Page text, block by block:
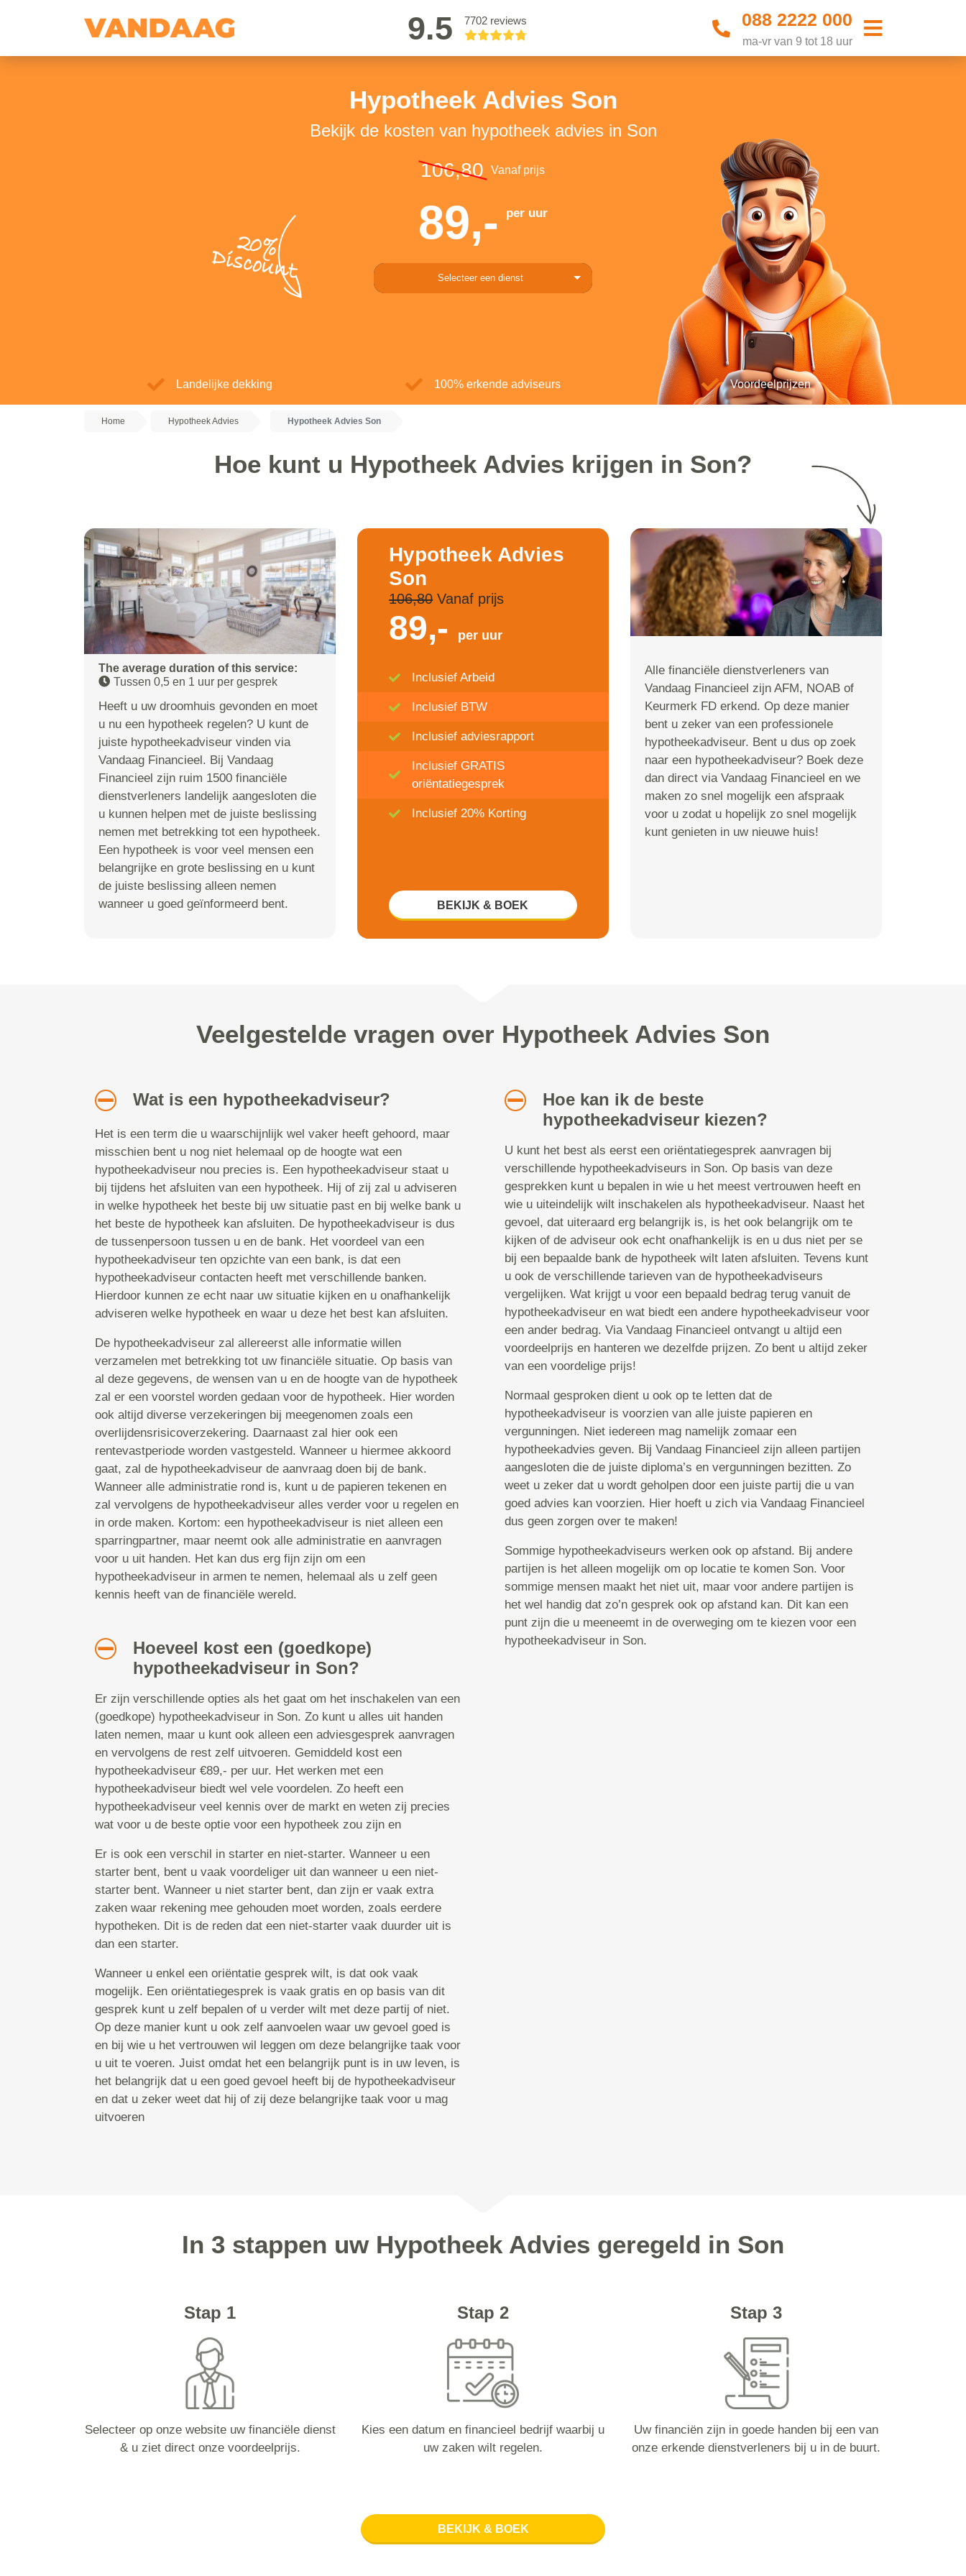
9.5 7702 reviews 088 2222 000
ma-vr van 9 tot 18 uur
Hypotheek Advies Son
Bekijk de kosten van hypotheek advies in Son
20%
Discount
106,80 Vanaf prijs
89,- per uur
Selecteer een dienst
Landelijke dekking 100% erkende adviseurs Voordeelprijzen
Home Hypotheek Advies Hypotheek Advies Son
Hoe kunt u Hypotheek Advies krijgen in Son?
The average duration of this service:
Tussen 0,5 en 1 uur per gesprek
Heeft u uw droomhuis gevonden en moet
u nu een hypotheek regelen? U kunt de
juiste hypotheekadviseur vinden via
Vandaag Financieel. Bij Vandaag
Financieel zijn ruim 1500 financiële
dienstverleners landelijk aangesloten die
u kunnen helpen met de juiste beslissing
nemen met betrekking tot een hypotheek.
Een hypotheek is voor veel mensen een
belangrijke en grote beslissing en u kunt
de juiste beslissing alleen nemen
wanneer u goed geïnformeerd bent.
Hypotheek Advies
Son
106,80Vanaf prijs
89,- per uur
Inclusief Arbeid
Inclusief BTW
Inclusief adviesrapport
Inclusief GRATIS
oriëntatiegesprek
Inclusief 20% Korting
BEKIJK & BOEK
Alle financiële dienstverleners van
Vandaag Financieel zijn AFM, NOAB of
Keurmerk FD erkend. Op deze manier
bent u zeker van een professionele
hypotheekadviseur. Bent u dus op zoek
naar een hypotheekadviseur? Boek deze
dan direct via Vandaag Financieel en we
maken zo snel mogelijk een afspraak
voor u zodat u hopelijk zo snel mogelijk
kunt genieten in uw nieuwe huis!
Veelgestelde vragen over Hypotheek Advies Son
Wat is een hypotheekadviseur?
Het is een term die u waarschijnlijk wel vaker heeft gehoord, maar
misschien bent u nog niet helemaal op de hoogte wat een
hypotheekadviseur nou precies is. Een hypotheekadviseur staat u
bij tijdens het afsluiten van een hypotheek. Hij of zij zal u adviseren
in welke hypotheek het beste bij uw situatie past en bij welke bank u
het beste de hypotheek kan afsluiten. De hypotheekadviseur is dus
de tussenpersoon tussen u en de bank. Het voordeel van een
hypotheekadviseur ten opzichte van een bank, is dat een
hypotheekadviseur contacten heeft met verschillende banken.
Hierdoor kunnen ze echt naar uw situatie kijken en u onafhankelijk
adviseren welke hypotheek en waar u deze het best kan afsluiten.
De hypotheekadviseur zal allereerst alle informatie willen
verzamelen met betrekking tot uw financiële situatie. Op basis van
al deze gegevens, de wensen van u en de hoogte van de hypotheek
zal er een voorstel worden gedaan voor de hypotheek. Hier worden
ook altijd diverse verzekeringen bij meegenomen zoals een
overlijdensrisicoverzekering. Daarnaast zal hier ook een
rentevastperiode worden vastgesteld. Wanneer u hiermee akkoord
gaat, zal de hypotheekadviseur de aanvraag doen bij de bank.
Wanneer alle administratie rond is, kunt u de papieren tekenen en
zal vervolgens de hypotheekadviseur alles verder voor u regelen en
in orde maken. Kortom: een hypotheekadviseur is niet alleen een
sparringpartner, maar neemt ook alle administratie en aanvragen
voor u uit handen. Het kan dus erg fijn zijn om een
hypotheekadviseur in armen te nemen, helemaal als u zelf geen
kennis heeft van de financiële wereld.
Hoeveel kost een (goedkope)
hypotheekadviseur in Son?
Er zijn verschillende opties als het gaat om het inschakelen van een
(goedkope) hypotheekadviseur in Son. Zo kunt u alles uit handen
laten nemen, maar u kunt ook alleen een adviesgesprek aanvragen
en vervolgens de rest zelf uitvoeren. Gemiddeld kost een
hypotheekadviseur €89,- per uur. Het werken met een
hypotheekadviseur biedt wel vele voordelen. Zo heeft een
hypotheekadviseur veel kennis over de markt en weten zij precies
wat voor u de beste optie voor een hypotheek zou zijn en
Er is ook een verschil in starter en niet-starter. Wanneer u een
starter bent, bent u vaak voordeliger uit dan wanneer u een niet-
starter bent. Wanneer u niet starter bent, dan zijn er vaak extra
zaken waar rekening mee gehouden moet worden, zoals eerdere
hypotheken. Dit is de reden dat een niet-starter vaak duurder uit is
dan een starter.
Wanneer u enkel een oriëntatie gesprek wilt, is dat ook vaak
mogelijk. Een oriëntatiegesprek is vaak gratis en op basis van dit
gesprek kunt u zelf bepalen of u verder wilt met deze partij of niet.
Op deze manier kunt u ook zelf aanvoelen waar uw gevoel goed is
en bij wie u het vertrouwen wil leggen om deze belangrijke taak voor
u uit te voeren. Juist omdat het een belangrijk punt is in uw leven, is
het belangrijk dat u een goed gevoel heeft bij de hypotheekadviseur
en dat u zeker weet dat hij of zij deze belangrijke taak voor u mag
uitvoeren
Hoe kan ik de beste
hypotheekadviseur kiezen?
U kunt het best als eerst een oriëntatiegesprek aanvragen bij
verschillende hypotheekadviseurs in Son. Op basis van deze
gesprekken kunt u bepalen in wie u het meest vertrouwen heeft en
wie u uiteindelijk wilt inschakelen als hypotheekadviseur. Naast het
gevoel, dat uiteraard erg belangrijk is, is het ook belangrijk om te
kijken of de adviseur ook echt onafhankelijk is en u dus niet per se
bij een bepaalde bank de hypotheek wilt laten afsluiten. Tevens kunt
u ook de verschillende tarieven van de hypotheekadviseurs
vergelijken. Wat krijgt u voor een bepaald bedrag terug vanuit de
hypotheekadviseur en wat biedt een andere hypotheekadviseur voor
een ander bedrag. Via Vandaag Financieel ontvangt u altijd een
voordeelprijs en hanteren we dezelfde prijzen. Zo bent u altijd zeker
van een voordelige prijs!
Normaal gesproken dient u ook op te letten dat de
hypotheekadviseur is voorzien van alle juiste papieren en
vergunningen. Niet iedereen mag namelijk zomaar een
hypotheekadvies geven. Bij Vandaag Financieel zijn alleen partijen
aangesloten die de juiste diploma’s en vergunningen bezitten. Zo
weet u zeker dat u wordt geholpen door een juiste partij die u van
goed advies kan voorzien. Hier hoeft u zich via Vandaag Financieel
dus geen zorgen over te maken!
Sommige hypotheekadviseurs werken ook op afstand. Bij andere
partijen is het alleen mogelijk om op locatie te komen Son. Voor
sommige mensen maakt het niet uit, maar voor andere partijen is
het wel handig dat zo’n gesprek ook op afstand kan. Dit kan een
punt zijn die u meeneemt in de overweging om te kiezen voor een
hypotheekadviseur in Son.
In 3 stappen uw Hypotheek Advies geregeld in Son
Stap 1
Selecteer op onze website uw financiële dienst
& u ziet direct onze voordeelprijs.
Stap 2
Kies een datum en financieel bedrijf waarbij u
uw zaken wilt regelen.
Stap 3
Uw financiën zijn in goede handen bij een van
onze erkende dienstverleners bij u in de buurt.
BEKIJK & BOEK